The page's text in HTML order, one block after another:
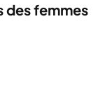
des femmes